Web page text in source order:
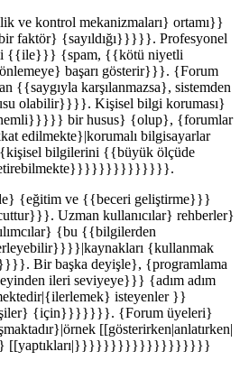
ve kontrol mekanizmaları} ortamı}}
faktör} {sayıldığı}}}}}. Profesyonel
{{ile}}} {spam, {{kötü niyetli
başarı gösterir}}}. {Forum
{{saygıyla karşılanmazsa}, sistemden
olabilir}}}}. Kişisel bilgi koruması}
bir husus} {olup}, {forumlar
edilmekte}|korumalı bilgisayarlar
bilgilerini {{büyük ölçüde
{eğitim ve {{beceri geliştirme}}}
Uzman kullanıcılar} rehberler}
{bu {{bilgilerden
{kullanmak
Bir başka deyişle}, {programlama
ileri seviyeye}}} {adım adım
isteyenler }}
{için}}}}}}}. {Forum üyeleri}
[[gösterirken|anlatırken|
[[yaptıkları|}}}}}}}}}}}}}}}}}}}